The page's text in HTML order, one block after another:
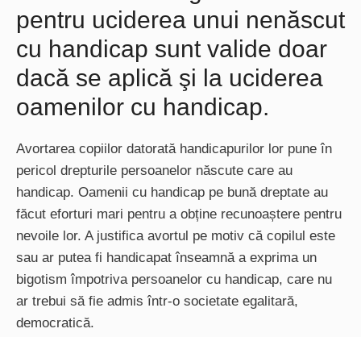
pentru uciderea unui nenăscut
cu handicap sunt valide doar
dacă se aplică şi la uciderea
oamenilor cu handicap.
Avortarea copiilor datorată handicapurilor lor pune în
pericol drepturile persoanelor născute care au
handicap. Oamenii cu handicap pe bună dreptate au
făcut eforturi mari pentru a obține recunoaștere pentru
nevoile lor. A justifica avortul pe motiv că copilul este
sau ar putea fi handicapat înseamnă a exprima un
bigotism împotriva persoanelor cu handicap, care nu
ar trebui să fie admis într-o societate egalitară,
democratică.